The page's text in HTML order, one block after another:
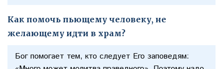
Как помочь пьющему человеку, не
желающему идти в храм?
Бог помогает тем, кто следует Его заповедям: